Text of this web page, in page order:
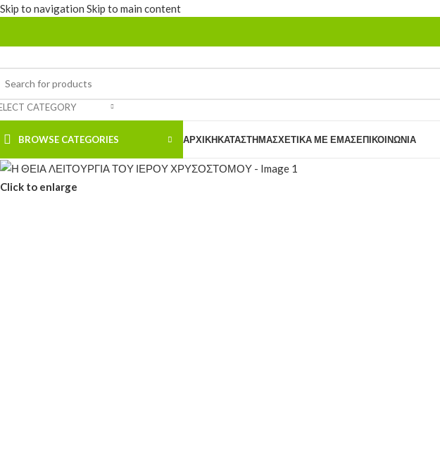
Skip to navigation Skip to main content
CATEGORY
BROWSE CATEGORIES ΑΡΧΙΚΉΚΑΤΆΣΤΗΜΑΣΧΕΤΙΚΆ ΜΕ ΕΜΆΣΕΠΙΚΟΙΝΩΝΊΑ
Click to enlarge